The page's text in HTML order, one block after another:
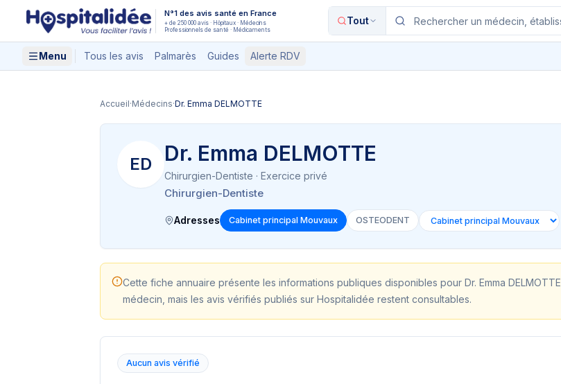
Aller au contenu principal N°1 des avis santé en France
+ de 250 000 avis · Hôpitaux · Médecins
Professionnels de santé · Médicaments
Tout
Menu Tous les avis Palmarès Guides Alerte RDV
Accueil·Médecins·Dr. Emma DELMOTTE
ED Dr. Emma DELMOTTE
Chirurgien-Dentiste · Exercice privé
Chirurgien-Dentiste
Adresses Cabinet principal Mouvaux OSTEODENT
Cette fiche annuaire présente les informations publiques disponibles pour Dr. Emma DELMOTTE
médecin, mais les avis vérifiés publiés sur Hospitalidée restent consultables.
Aucun avis vérifié